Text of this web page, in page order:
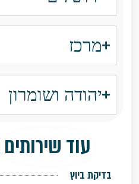
מרכז
יהודה ושומרון
עוד שירותים
בדיקת ביוץ